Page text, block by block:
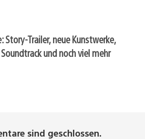
Story-Trailer, neue Kunstwerke,
und noch viel mehr
sind geschlossen.